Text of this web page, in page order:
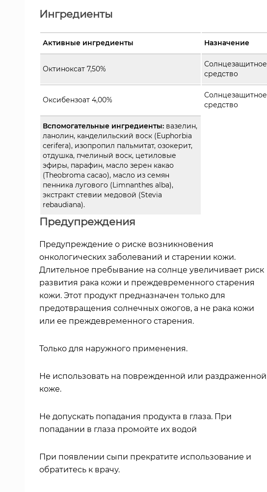
Ингредиенты
Активные ингредиенты Назначение
Октиноксат 7,50%
Солнцезащитное
средство
Оксибензоат 4,00%
Солнцезащитное
средство
Вспомогательные ингредиенты: вазелин,
ланолин, канделильский воск (Euphorbia
cerifera), изопропил пальмитат, озокерит,
отдушка, пчелиный воск, цетиловые
эфиры, парафин, масло зерен какао
(Theobroma cacao), масло из семян
пенника лугового (Limnanthes alba),
экстракт стевии медовой (Stevia
rebaudiana).
Предупреждения
Предупреждение о риске возникновения
онкологических заболеваний и старении кожи.
Длительное пребывание на солнце увеличивает риск
развития рака кожи и преждевременного старения
кожи. Этот продукт предназначен только для
предотвращения солнечных ожогов, а не рака кожи
или ее преждевременного старения.
Только для наружного применения.
Не использовать на поврежденной или раздраженной
коже.
Не допускать попадания продукта в глаза. При
попадании в глаза промойте их водой
При появлении сыпи прекратите использование и
обратитесь к врачу.